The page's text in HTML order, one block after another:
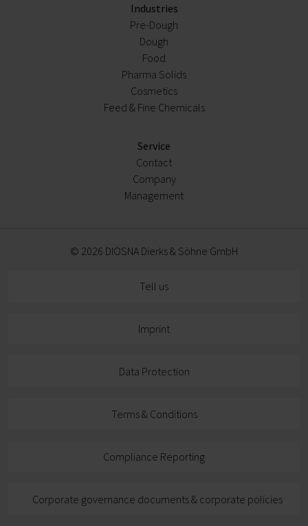
Industries
Pre-Dough
Dough
Food
Pharma Solids
Cosmetics
Feed & Fine Chemicals
Service
Contact
Company
Management
© 2026 DIOSNA Dierks & Söhne GmbH
Tell us
Imprint
Data Protection
Terms & Conditions
Compliance Reporting
Corporate governance documents & corporate policies